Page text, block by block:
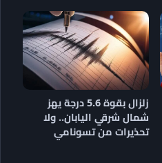
زلزال بقوة 5.6 درجة يهز
شمال شرقي اليابان.. ولا
تحذيرات من تسونامي